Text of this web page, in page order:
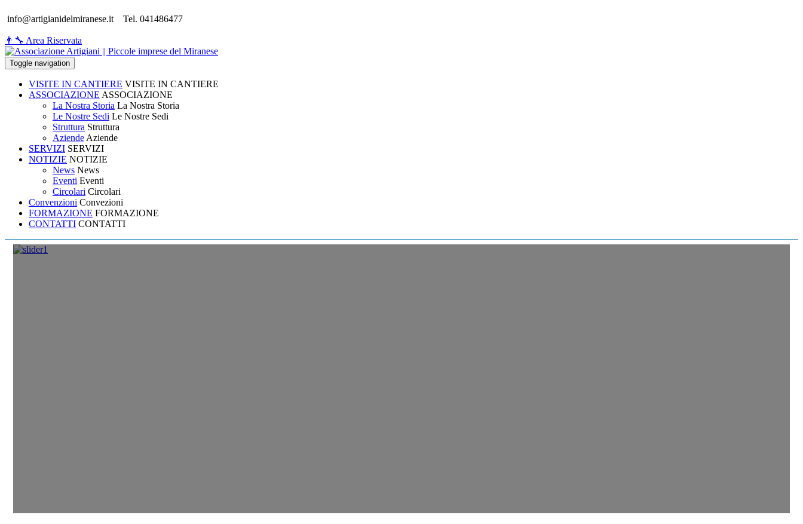
info@artigianidelmiranese.it Tel. 041486477
👨‍🔧 Area Riservata
Toggle navigation
VISITE IN CANTIERE VISITE IN CANTIERE
ASSOCIAZIONE ASSOCIAZIONE
La Nostra Storia La Nostra Storia
Le Nostre Sedi Le Nostre Sedi
Struttura Struttura
Aziende Aziende
SERVIZI SERVIZI
NOTIZIE NOTIZIE
News News
Eventi Eventi
Circolari Circolari
Convenzioni Convezioni
FORMAZIONE FORMAZIONE
CONTATTI CONTATTI